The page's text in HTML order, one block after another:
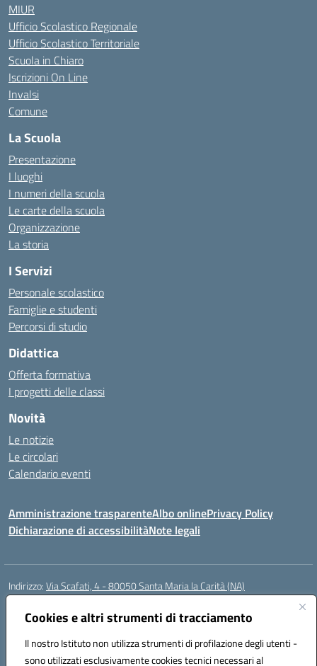
Cookies e altri strumenti di tracciamento
Il nostro Istituto non utilizza strumenti di profilazione degli utenti -
sono utilizzati esclusivamente cookies tecnici necessari al
MIUR
Ufficio Scolastico Regionale
Ufficio Scolastico Territoriale
Scuola in Chiaro
Iscrizioni On Line
Invalsi
Comune
La Scuola
Presentazione
I luoghi
I numeri della scuola
Le carte della scuola
Organizzazione
La storia
I Servizi
Personale scolastico
Famiglie e studenti
Percorsi di studio
Didattica
Offerta formativa
I progetti delle classi
Novità
Le notizie
Le circolari
Calendario eventi
Amministrazione trasparenteAlbo onlinePrivacy Policy
Dichiarazione di accessibilitàNote legali
Indirizzo:Via Scafati, 4 - 80050 Santa Maria la Carità (NA)
Centralino:
Posta elettronica certificata (PEC):NAEE21900T@pec.istruzione.it
Codice fiscale: 90016250632
Codice meccanografico:NAEE21900T